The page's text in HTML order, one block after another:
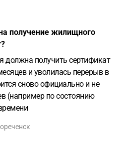
получение жилищного
должна получить сертификат
и уволилась перерыв в
сново официально и не
(например по состоянию